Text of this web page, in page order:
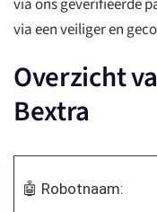
via ons geverifieerde
via een veiliger en
Overzicht
Bextra
🤖 Robotnaam: